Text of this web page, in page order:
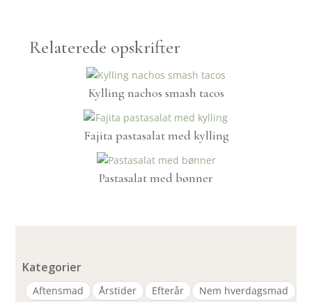
Relaterede opskrifter
Kylling nachos smash tacos
Fajita pastasalat med kylling
Pastasalat med bønner
Kategorier
Aftensmad Årstider Efterår
Nem hverdagsmad